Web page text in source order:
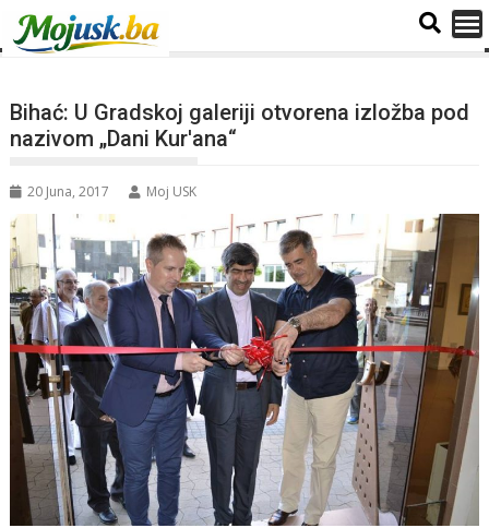
Bihać: U Gradskoj galeriji otvorena izložba pod
nazivom „Dani Kur'ana“
20 Juna, 2017 Moj USK